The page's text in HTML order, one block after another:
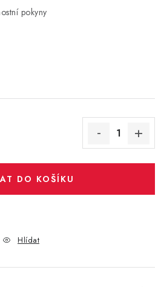
ŠERPY
pokyny
DO KOŠÍKU
Hlídat